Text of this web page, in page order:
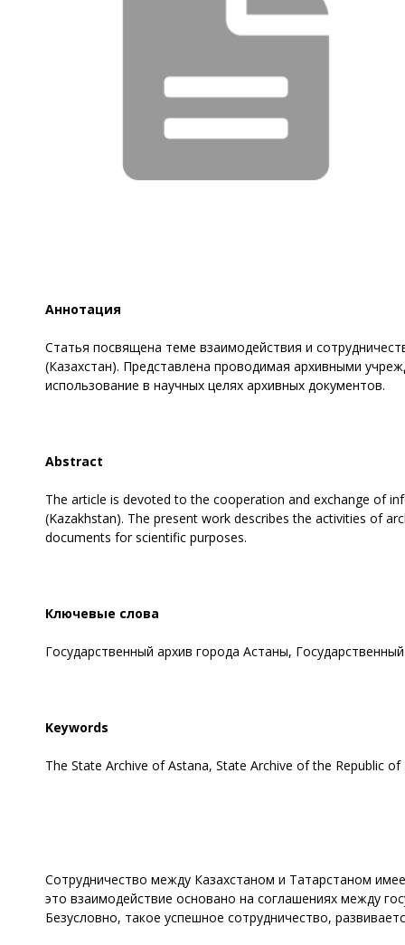
Аннотация
Статья посвящена теме взаимодействия и
(Казахстан). Представлена проводимая архивными
использование в научных целях архивных документов.
Abstract
The article is devoted to the cooperation and exchange of
(Kazakhstan). The present work describes the activities of
documents for scientific purposes.
Ключевые слова
Государственный архив города Астаны,
Keywords
The State Archive of Astana, State Archive of the Republic
Сотрудничество между Казахстаном и Татарстаном
это взаимодействие основано на соглашениях между
Безусловно, такое успешное сотрудничество,